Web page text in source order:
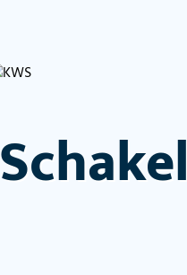
Schakel